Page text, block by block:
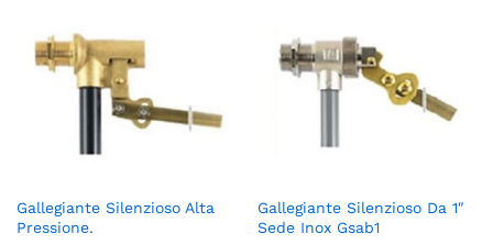
Gallegiante Silenzioso Alta
Pressione.
Gallegiante Silenzioso Da 1″
Sede Inox Gsab1